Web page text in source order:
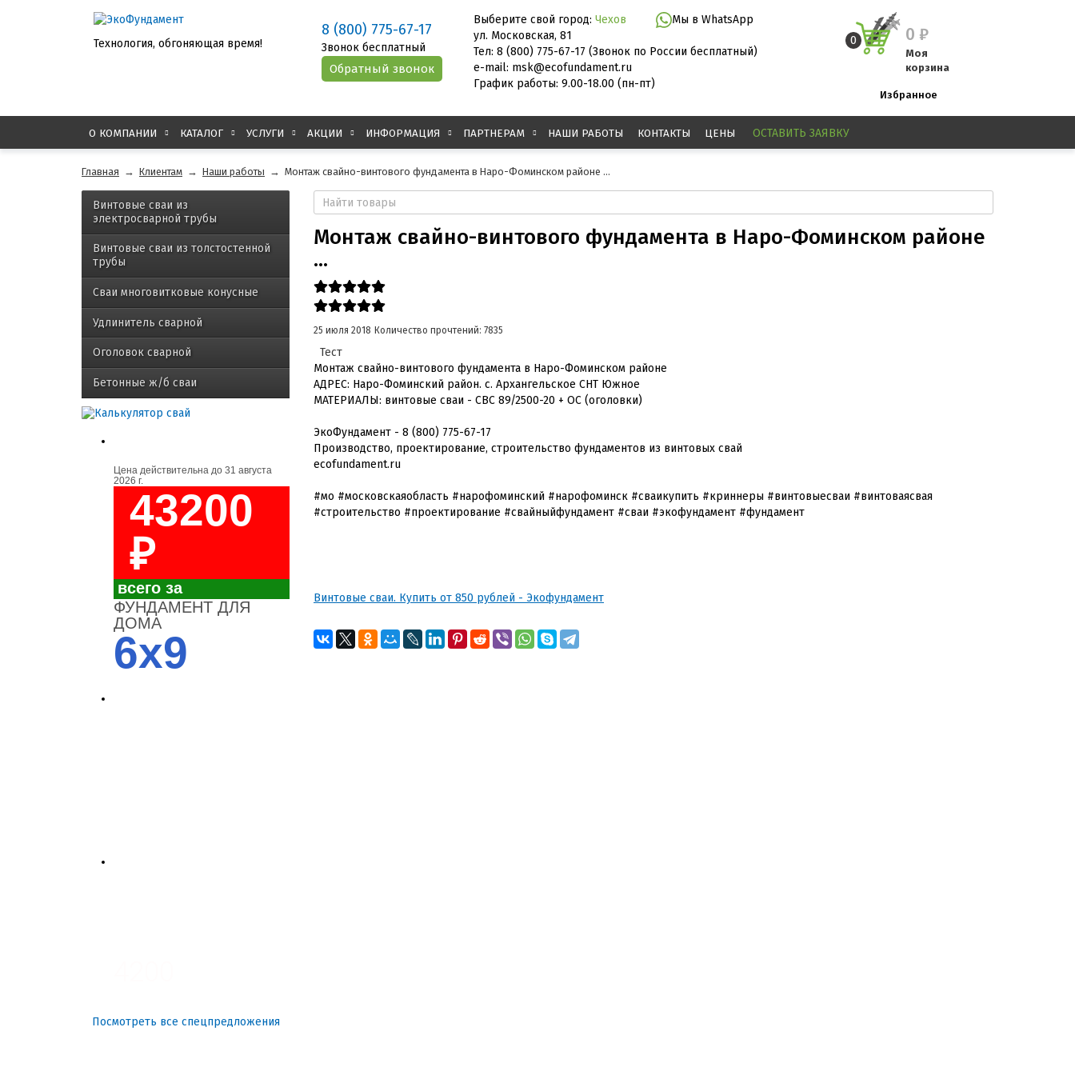
Технология, обгоняющая время!
8 (800) 775-67-17
Звонок бесплатный
Выберите свой город: Чехов
Мы в WhatsApp
ул. Московская, 81
Тел: 8 (800) 775-67-17 (Звонок по России бесплатный)
e-mail: msk@ecofundament.ru
График работы: 9.00-18.00 (пн-пт)
0 0 ₽
Моя
корзина
Избранное
О КОМПАНИИ КАТАЛОГ УСЛУГИ АКЦИИ ИНФОРМАЦИЯ ПАРТНЕРАМ НАШИ РАБОТЫ КОНТАКТЫ ЦЕНЫ ОСТАВИТЬ ЗАЯВКУ
Главная → Клиентам → Наши работы → Монтаж свайно-винтового фундамента в Наро-Фоминском районе ...
Винтовые сваи из
электросварной трубы
Винтовые сваи из толстостенной
трубы
Сваи многовитковые конусные
Удлинитель сварной
Оголовок сварной
Бетонные ж/б сваи
Цена действительна до 31 августа
2026 г.
43200
₽
всего за
ФУНДАМЕНТ ДЛЯ
ДОМА
6x9
Посмотреть все спецпредложения
Монтаж свайно-винтового фундамента в Наро-Фоминском районе
...
25 июля 2018 Количество прочтений: 7835
Тест
Монтаж свайно-винтового фундамента в Наро-Фоминском районе
АДРЕС: Наро-Фоминский район. с. Архангельское СНТ Южное
МАТЕРИАЛЫ: винтовые сваи - СВС 89/2500-20 + ОС (оголовки)
ЭкоФундамент - 8 (800) 775-67-17
Производство, проектирование, строительство фундаментов из винтовых свай
ecofundament.ru
#мо #московскаяобласть #нарофоминский #нарофоминск #сваикупить #криннеры #винтовыесваи #винтоваясвая
#строительство #проектирование #свайныйфундамент #сваи #экофундамент #фундамент
Винтовые сваи. Купить от 850 рублей - Экофундамент